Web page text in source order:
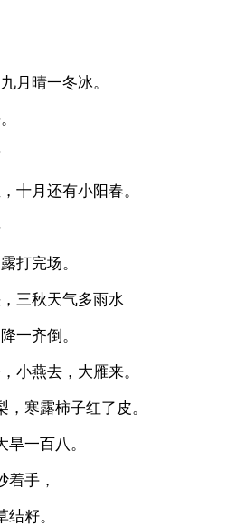
月晴一冬冰。
十月还有小阳春。
打完场。
三秋天气多雨水
一齐倒。
小燕去，大雁来。
寒露柿子红了皮。
一百八。
着手，
籽。